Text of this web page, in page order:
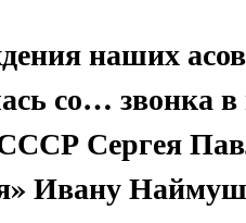
наших
со… звонка в
Сергея
Ивану